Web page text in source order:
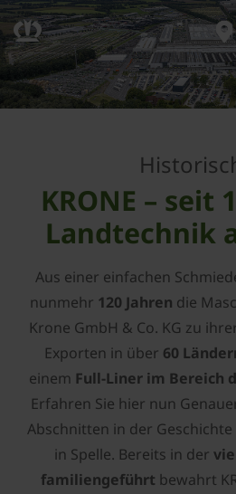
KRONE – seit
Landtechnik
Aus einer einfachen
nunmehr 120 Jahren die
Krone GmbH & Co. KG zu
Exporten in über 60
einem Full-Liner im Bereich
Erfahren Sie hier nun
Abschnitten in der
in Spelle. Bereits in der
familiengeführt bewahrt